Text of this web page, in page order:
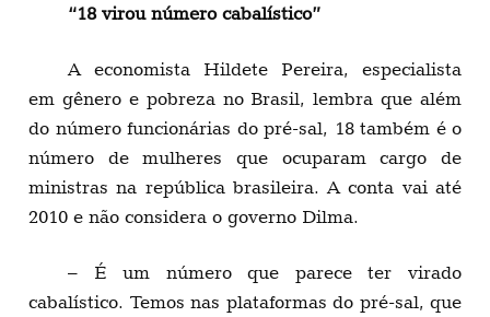
“18 virou número cabalístico”
A economista Hildete Pereira, especialista
em gênero e pobreza no Brasil, lembra que além
do número funcionárias do pré-sal, 18 também é o
número de mulheres que ocuparam cargo de
ministras na república brasileira. A conta vai até
2010 e não considera o governo Dilma.
– É um número que parece ter virado
cabalístico. Temos nas plataformas do pré-sal, que